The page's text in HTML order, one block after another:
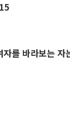
를 바라보는 자